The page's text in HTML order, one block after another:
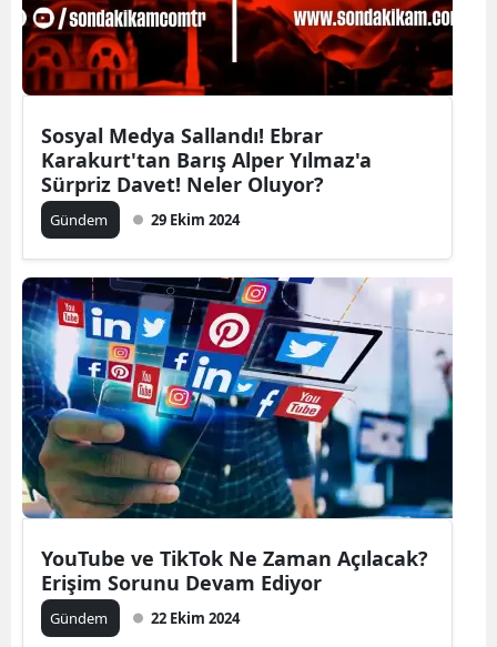
Sosyal Medya Sallandı! Ebrar
Karakurt'tan Barış Alper Yılmaz'a
Sürpriz Davet! Neler Oluyor?
Gündem 29 Ekim 2024
YouTube ve TikTok Ne Zaman Açılacak?
Erişim Sorunu Devam Ediyor
Gündem 22 Ekim 2024